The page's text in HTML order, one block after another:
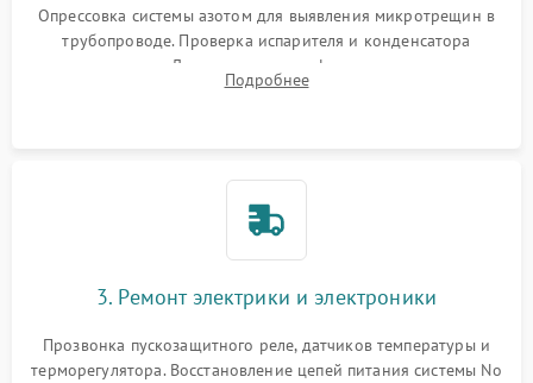
Опрессовка системы азотом для выявления микротрещин в
трубопроводе. Проверка испарителя и конденсатора
течеискателем. Демонтаж старого фильтра-осушителя и
продувка капиллярной трубки для устранения засоров.
Подробнее
3. Ремонт электрики и электроники
Прозвонка пускозащитного реле, датчиков температуры и
терморегулятора. Восстановление цепей питания системы No